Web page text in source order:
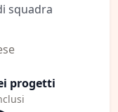
squadra
progetti